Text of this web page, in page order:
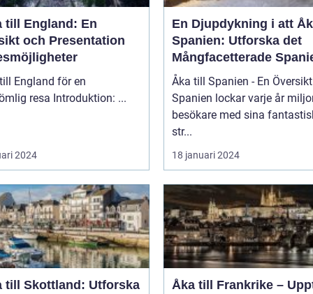
till England: En
och Presentation
England för en
oförglömlig resa Introduktion: ...
2024
En Djupdykning i att
Spanien: Utforska det
Mångfacetterade
Åka till Spanien - En Översikt
Spanien lockar varje år
besökare med sina
str...
18 januari 2024
till Skottland: Utforska
Åka till Frankrike –